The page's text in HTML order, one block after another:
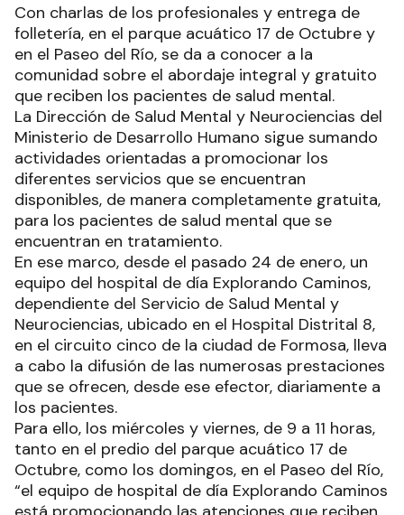
Con charlas de los profesionales y entrega de
folletería, en el parque acuático 17 de Octubre y
en el Paseo del Río, se da a conocer a la
comunidad sobre el abordaje integral y gratuito
que reciben los pacientes de salud mental.
La Dirección de Salud Mental y Neurociencias del
Ministerio de Desarrollo Humano sigue sumando
actividades orientadas a promocionar los
diferentes servicios que se encuentran
disponibles, de manera completamente gratuita,
para los pacientes de salud mental que se
encuentran en tratamiento.
En ese marco, desde el pasado 24 de enero, un
equipo del hospital de día Explorando Caminos,
dependiente del Servicio de Salud Mental y
Neurociencias, ubicado en el Hospital Distrital 8,
en el circuito cinco de la ciudad de Formosa, lleva
a cabo la difusión de las numerosas prestaciones
que se ofrecen, desde ese efector, diariamente a
los pacientes.
Para ello, los miércoles y viernes, de 9 a 11 horas,
tanto en el predio del parque acuático 17 de
Octubre, como los domingos, en el Paseo del Río,
“el equipo de hospital de día Explorando Caminos